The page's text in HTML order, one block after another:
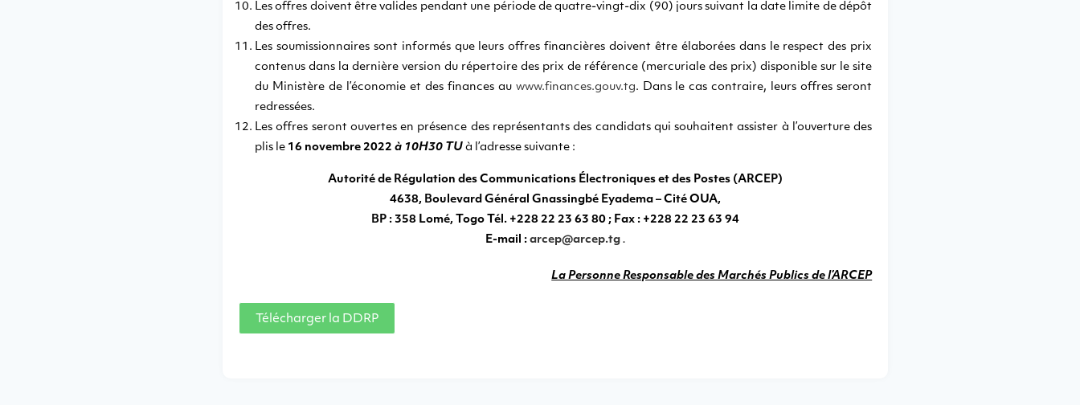
Les offres doivent être valides pendant une période de quatre-vingt-dix (90) jours suivant la date limite de dépôt
des offres.
Les soumissionnaires sont informés que leurs offres financières doivent être élaborées dans le respect des prix
contenus dans la dernière version du répertoire des prix de référence (mercuriale des prix) disponible sur le site
du Ministère de l’économie et des finances au www.finances.gouv.tg. Dans le cas contraire, leurs offres seront
redressées.
Les offres seront ouvertes en présence des représentants des candidats qui souhaitent assister à l’ouverture des
plis le 16 novembre 2022 à 10H30 TU à l’adresse suivante :
Autorité de Régulation des Communications Électroniques et des Postes (ARCEP)
4638, Boulevard Général Gnassingbé Eyadema – Cité OUA,
BP : 358 Lomé, Togo Tél. +228 22 23 63 80 ; Fax : +228 22 23 63 94
E-mail : arcep@arcep.tg .
La Personne Responsable des Marchés Publics de l’ARCEP
Télécharger la DDRP